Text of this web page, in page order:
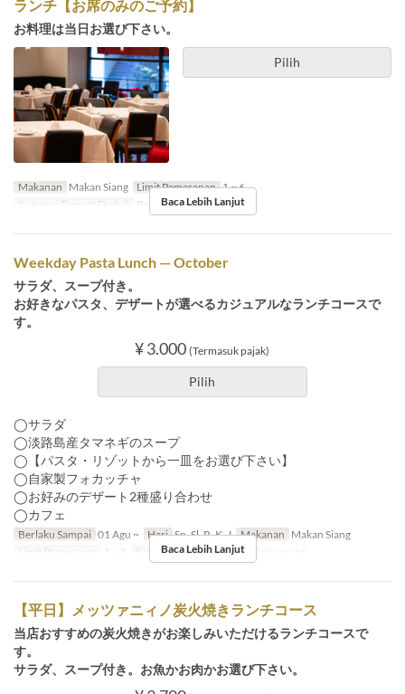
ランチ【お席のみのご予約】
お料理は当日お選び下さい。
Pilih
Makanan Makan Siang Limit Pemesanan 1 ~ 6
Kategori Tempat Duduk
Restaurant
Baca Lebih Lanjut
Weekday Pasta Lunch — October
サラダ、スープ付き。
お好きなパスタ、デザートが選べるカジュアルなランチコースで
す。
¥ 3.000 (Termasuk pajak)
Pilih
◯サラダ
◯淡路島産タマネギのスープ
◯【パスタ・リゾットから一皿をお選び下さい】
◯自家製フォカッチャ
◯お好みのデザート2種盛り合わせ
◯カフェ
Berlaku Sampai 01 Agu ~ Hari Sn, Sl, R, K, J Makanan Makan Siang
Limit Pemesanan
1 ~ 8 Kategori Tempat Duduk Restaurant
Baca Lebih Lanjut
【平日】メッツァニィノ炭火焼きランチコース
当店おすすめの炭火焼きがお楽しみいただけるランチコースで
す。
サラダ、スープ付き。お魚かお肉かお選び下さい。